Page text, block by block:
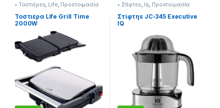
• Τοστιέρεs Life Προετοιμασία
Πρωινού
Τοστιέρα Life Grill Time
2000W
• Στίφτεs Iq Προετοιμασία
Πρωινού
Στίφτηs JC-345 Executive
IQ